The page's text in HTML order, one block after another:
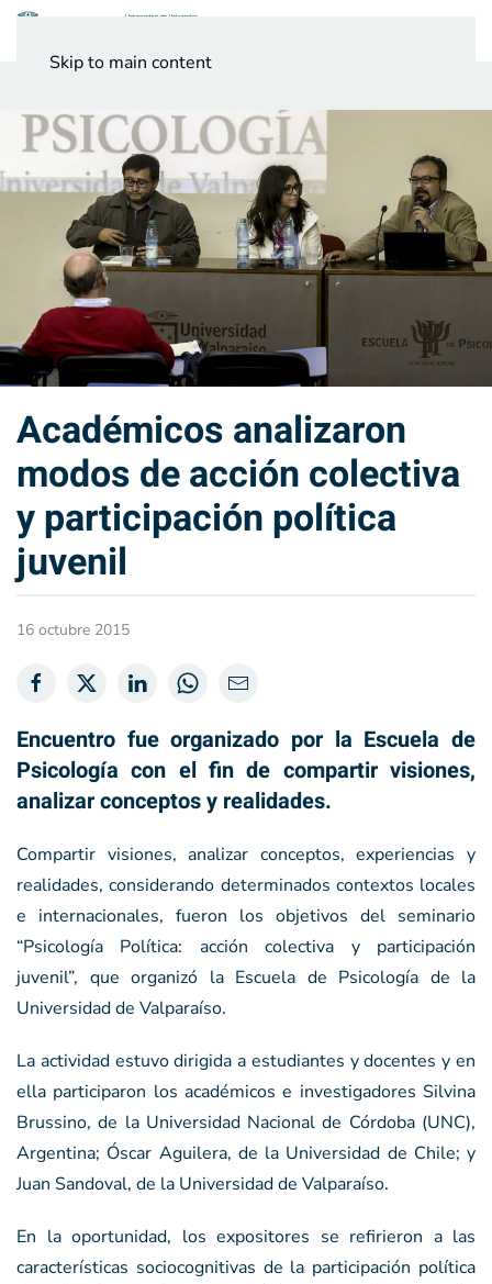
Skip to main content
Académicos analizaron
modos de acción colectiva
y participación política
juvenil
16 octubre 2015
Encuentro fue organizado por la Escuela de
Psicología con el fin de compartir visiones,
analizar conceptos y realidades.
Compartir visiones, analizar conceptos, experiencias y
realidades, considerando determinados contextos locales
e internacionales, fueron los objetivos del seminario
“Psicología Política: acción colectiva y participación
juvenil”, que organizó la Escuela de Psicología de la
Universidad de Valparaíso.
La actividad estuvo dirigida a estudiantes y docentes y en
ella participaron los académicos e investigadores Silvina
Brussino, de la Universidad Nacional de Córdoba (UNC),
Argentina; Óscar Aguilera, de la Universidad de Chile; y
Juan Sandoval, de la Universidad de Valparaíso.
En la oportunidad, los expositores se refirieron a las
características sociocognitivas de la participación política